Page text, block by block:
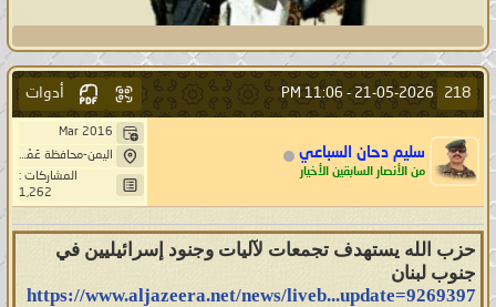
218
21-05-2026 -
11:06 PM أدوات
سليم دحان السباعي
من الأنصار السابقين الأخيار
Mar 2016
اليمن-محافظة عَمْرَانْ-بَنِيْ صُرَيْمْ- خِيَارْ حَاشد
المشاركات :
1,262
حزب الله يستهدف تجمعات لآليات وجنود إسرائيليين في
جنوب لبنان
https://www.aljazeera.net/news/liveb...update=9269397